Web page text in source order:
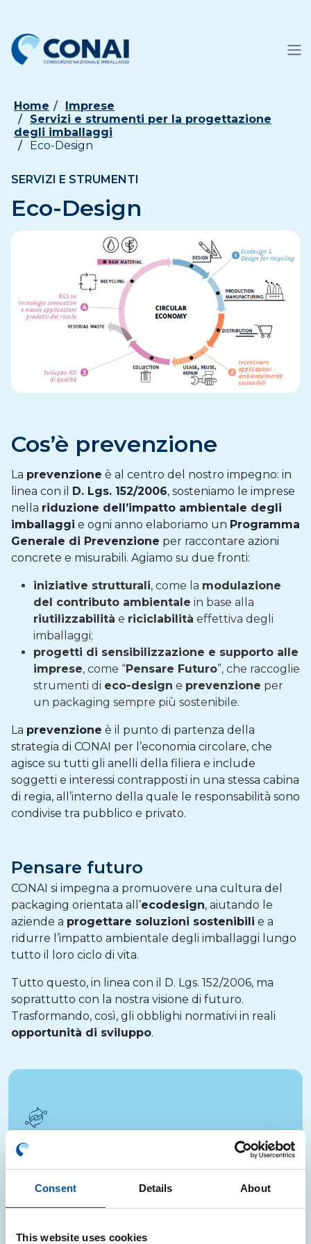
Consent Details About
This website uses cookies
Home
Imprese
Servizi e strumenti per la progettazione
degli imballaggi
Eco-Design
SERVIZI E STRUMENTI
Eco-Design
Cos’è prevenzione
La prevenzione è al centro del nostro impegno: in
linea con il D. Lgs. 152/2006, sosteniamo le imprese
nella riduzione dell’impatto ambientale degli
imballaggi e ogni anno elaboriamo un Programma
Generale di Prevenzione per raccontare azioni
concrete e misurabili. Agiamo su due fronti:
iniziative strutturali, come la modulazione
del contributo ambientale in base alla
riutilizzabilità e riciclabilità effettiva degli
imballaggi;
progetti di sensibilizzazione e supporto alle
imprese, come “Pensare Futuro”, che raccoglie
strumenti di eco-design e prevenzione per
un packaging sempre più sostenibile.
La prevenzione è il punto di partenza della
strategia di CONAI per l’economia circolare, che
agisce su tutti gli anelli della filiera e include
soggetti e interessi contrapposti in una stessa cabina
di regia, all’interno della quale le responsabilità sono
condivise tra pubblico e privato.
Pensare futuro
CONAI si impegna a promuovere una cultura del
packaging orientata all’ecodesign, aiutando le
aziende a progettare soluzioni sostenibili e a
ridurre l’impatto ambientale degli imballaggi lungo
tutto il loro ciclo di vita.
Tutto questo, in linea con il D. Lgs. 152/2006, ma
soprattutto con la nostra visione di futuro.
Trasformando, così, gli obblighi normativi in reali
opportunità di sviluppo.
Riutilizzo